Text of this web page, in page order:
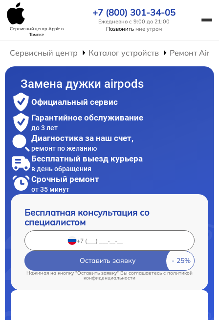
Сервисный центр Appleв
Томске
+7 (800) 301-34-05
Ежедневно с 9:00 до 21:00
Позвонить мне утром
Сервисный центр Каталог устройств Ремонт
Замена дужки airpods
Официальный сервис
Гарантийное обслуживание
до 3 лет
Диагностика за наш счет,
ремонт по желанию
Бесплатный выезд курьера
в день обращения
Срочный ремонт
от 35 минут
Бесплатная консультация со
специалистом
Оставить заявку
Нажимая на кнопку "Оставить заявку" Вы соглашаетесь cполитикой
конфиденциальности